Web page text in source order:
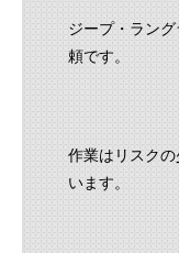
ジープ・ラン
頼です。
作業はリスク
います。